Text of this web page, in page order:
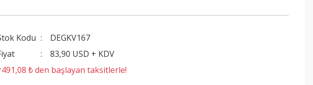
Kodu
DEGKV167
83,90 USD + KDV
₺ den başlayan taksitlerle!